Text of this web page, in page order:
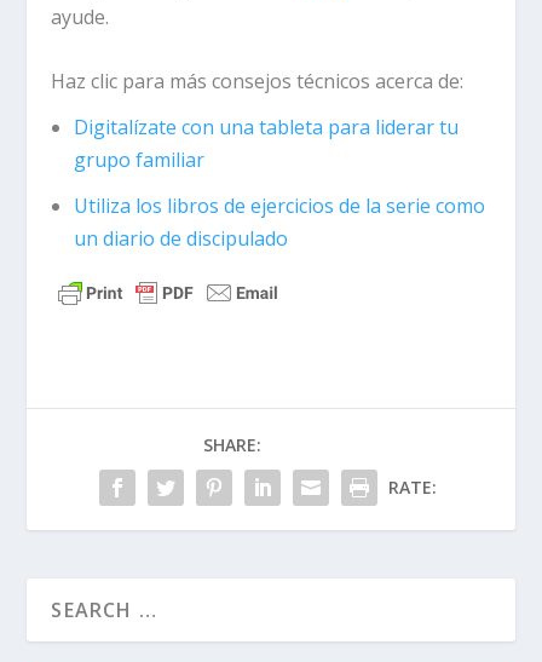
ayude.
Haz clic para más consejos técnicos acerca de:
​​Digitalízate con una tableta para liderar tu
grupo familiar
Utiliza los libros de ejercicios de la serie como
un diario de discipulado
SHARE:
RATE: